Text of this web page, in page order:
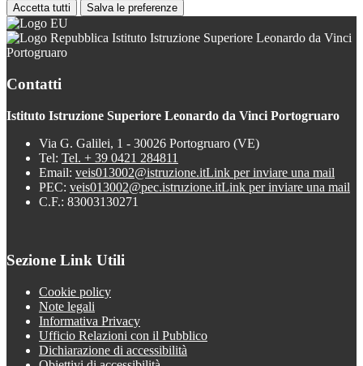
Accetta tutti Salva le preferenze
Istituto Istruzione Superiore Leonardo da Vinci
Portogruaro
Contatti
Istituto Istruzione Superiore Leonardo da Vinci Portogruaro
Via G. Galilei, 1 - 30026 Portogruaro (VE)
Tel: Tel. + 39 0421 284811
Email: veis013002@istruzione.itLink per inviare una mail
PEC: veis013002@pec.istruzione.itLink per inviare una mail
C.F.: 83003130271
Sezione Link Utili
Cookie policy
Note legali
Informativa Privacy
Ufficio Relazioni con il Pubblico
Dichiarazione di accessibilità